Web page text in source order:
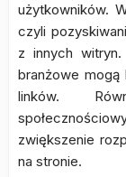
użytkowników.
czyli
z innych
branżowe mogą
linków.
zwiększenie
na stronie.